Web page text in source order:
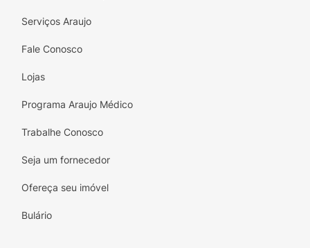
Serviços Araujo
Fale Conosco
Lojas
Programa Araujo Médico
Trabalhe Conosco
Seja um fornecedor
Ofereça seu imóvel
Bulário